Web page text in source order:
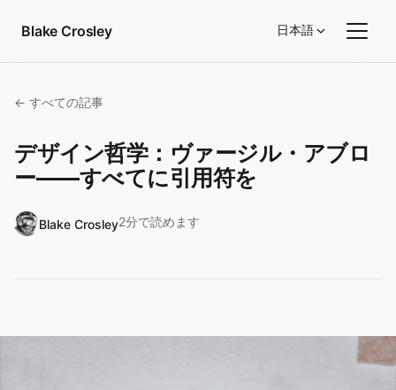
Blake Crosley
日本語
← すべての記事
デザイン哲学：ヴァージル・アブロ
ー——すべてに引用符を
Blake Crosley2分で読めます